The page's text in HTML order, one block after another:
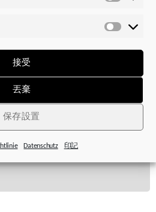
數
接受
丟棄
保存設置
Datenschutz 印記
的應用工程師，或我們的頂
誠為您服務。